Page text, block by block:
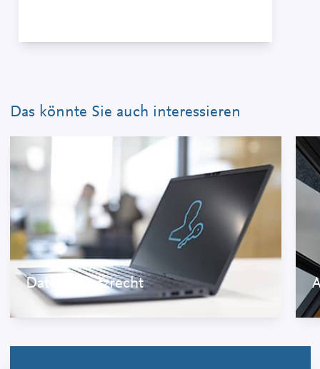
Das könnte Sie auch interessieren
Datenschutzrecht